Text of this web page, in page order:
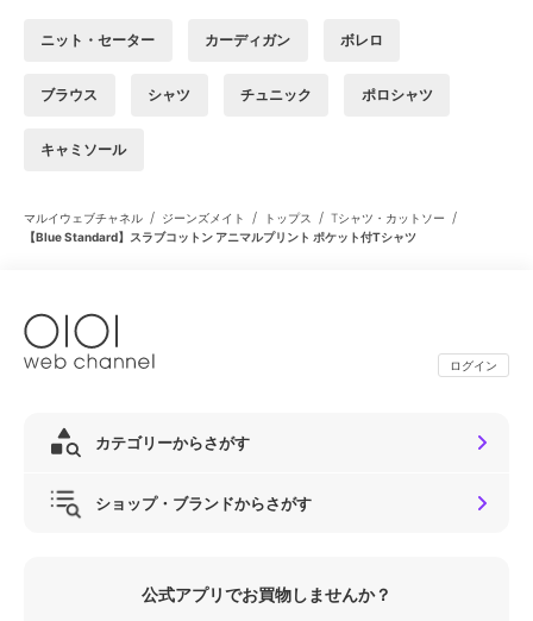
ニット・セーター カーディガン ボレロ
ブラウス シャツ チュニック ポロシャツ
キャミソール
マルイウェブチャネル / ジーンズメイト / トップス / Tシャツ・カットソー /
【Blue Standard】スラブコットン アニマルプリント ポケット付Tシャツ
ログイン
カテゴリーからさがす
ショップ・ブランドからさがす
公式アプリでお買物しませんか？